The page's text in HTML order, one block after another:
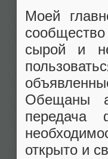
Моей
сырой и
Обещаны
открыто и